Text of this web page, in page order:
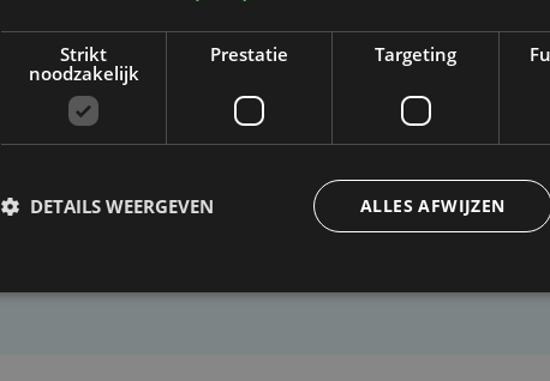
Taalfout opgemerkt?
Heb je een taal- of schrijffout
Strikt
noodzakelijk
Prestatie Targeting
ALLES AFWIJZEN
DETAILS WEERGEVEN